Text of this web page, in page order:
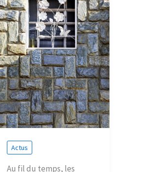
Actus
Au fil du temps, les